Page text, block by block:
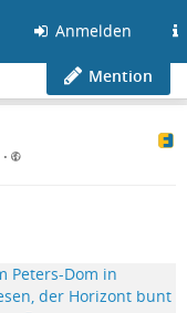
Anmelden
Mention
•